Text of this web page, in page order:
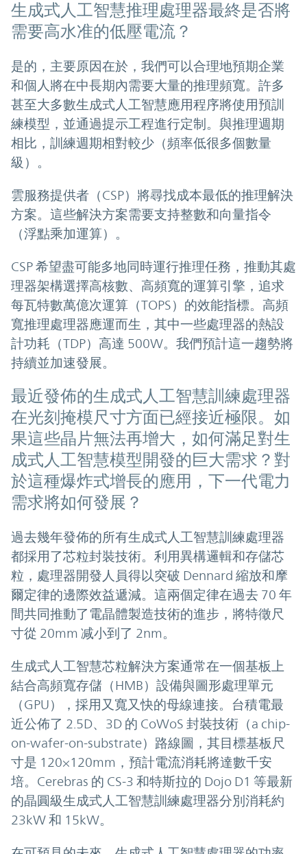
生成式人工智慧推理處理器最終是否將
需要高水准的低壓電流？
是的，主要原因在於，我們可以合理地預期企業
和個人將在中長期內需要大量的推理頻寬。許多
甚至大多數生成式人工智慧應用程序將使用預訓
練模型，並通過提示工程進行定制。與推理週期
相比，訓練週期相對較少（頻率低很多個數量
級）。
雲服務提供者（CSP）將尋找成本最低的推理解決
方案。這些解決方案需要支持整數和向量指令
（浮點乘加運算）。
CSP 希望盡可能多地同時運行推理任務，推動其處
理器架構選擇高核數、高頻寬的運算引擎，追求
每瓦特數萬億次運算（TOPS）的效能指標。高頻
寬推理處理器應運而生，其中一些處理器的熱設
計功耗（TDP）高達 500W。我們預計這一趨勢將
持續並加速發展。
最近發佈的生成式人工智慧訓練處理器
在光刻掩模尺寸方面已經接近極限。如
果這些晶片無法再增大，如何滿足對生
成式人工智慧模型開發的巨大需求？對
於這種爆炸式增長的應用，下一代電力
需求將如何發展？
過去幾年發佈的所有生成式人工智慧訓練處理器
都採用了芯粒封裝技術。利用異構邏輯和存儲芯
粒，處理器開發人員得以突破 Dennard 縮放和摩
爾定律的邊際效益遞減。這兩個定律在過去 70 年
間共同推動了電晶體製造技術的進步，將特徵尺
寸從 20mm 减小到了 2nm。
生成式人工智慧芯粒解決方案通常在一個基板上
結合高頻寬存儲（HMB）設備與圖形處理單元
（GPU），採用又寬又快的母線連接。台積電最
近公佈了 2.5D、3D 的 CoWoS 封裝技術（a chip-
on-wafer-on-substrate）路線圖，其目標基板尺
寸是 120×120mm，預計電流消耗將達數千安
培。Cerebras 的 CS-3 和特斯拉的 Dojo D1 等最新
的晶圓級生成式人工智慧訓練處理器分別消耗約
23kW 和 15kW。